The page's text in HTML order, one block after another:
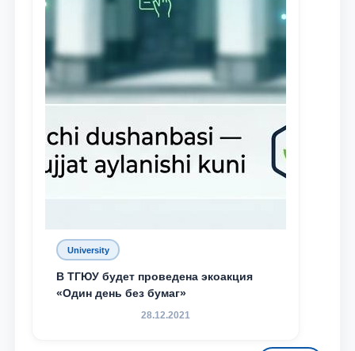
University
В ТГЮУ будет проведена экоакция
«Один день без бумаг»
28.12.2021